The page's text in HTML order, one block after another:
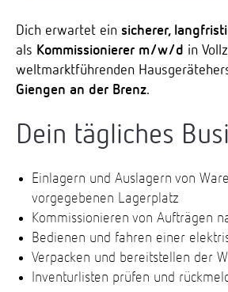
Dich erwartet ein sicherer,
als Kommissionierer m/w/d in
weltmarktführenden
Giengen an der Brenz.
Dein tägliches
Einlagern und Auslagern von
vorgegebenen Lagerplatz
Kommissionieren von Aufträgen
Bedienen und fahren einer
Verpacken und bereitstellen der
Inventurlisten prüfen und